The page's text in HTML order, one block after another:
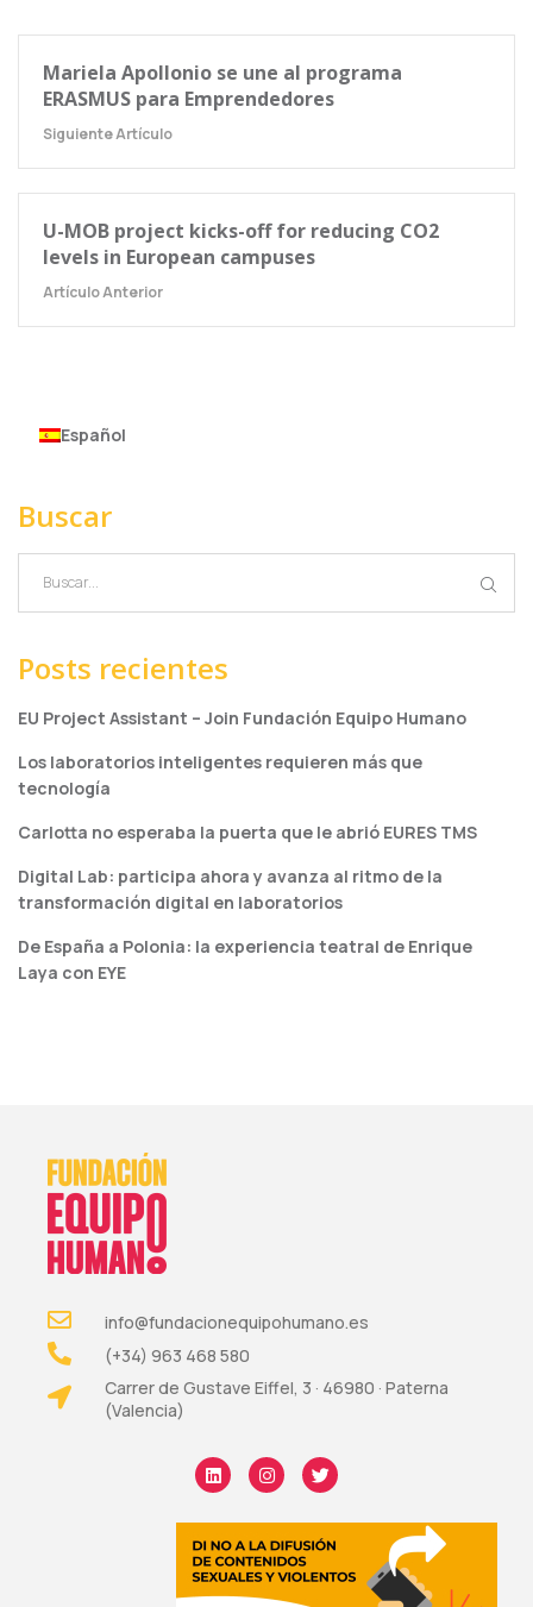
Mariela Apollonio se une al programa
ERASMUS para Emprendedores
Siguiente Artículo
U-MOB project kicks-off for reducing CO2
levels in European campuses
Artículo Anterior
Español
Buscar
Posts recientes
EU Project Assistant – Join Fundación Equipo Humano
Los laboratorios inteligentes requieren más que
tecnología
Carlotta no esperaba la puerta que le abrió EURES TMS
Digital Lab: participa ahora y avanza al ritmo de la
transformación digital en laboratorios
De España a Polonia: la experiencia teatral de Enrique
Laya con EYE
info@fundacionequipohumano.es
(+34) 963 468 580
Carrer de Gustave Eiffel, 3 · 46980 · Paterna
(Valencia)